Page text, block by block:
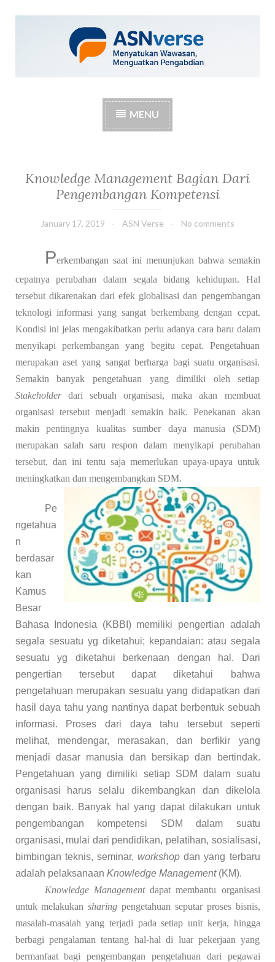
t
MENU
Knowledge Management Bagian Dari
Pengembangan Kompetensi
January 17, 2019 ASN Verse No comments
Perkembangan saat ini menunjukan bahwa semakin
cepatnya perubahan dalam segala bidang kehidupan. Hal
tersebut dikarenakan dari efek globalisasi dan pengembangan
teknologi informasi yang sangat berkembang dengan cepat.
Kondisi ini jelas mengakibatkan perlu adanya cara baru dalam
menyikapi perkembangan yang begitu cepat. Pengetahuan
merupakan aset yang sangat berharga bagi suatu organisasi.
Semakin banyak pengetahuan yang dimiliki oleh setiap
Stakeholderdari sebuah organisasi, maka akan membuat
organisasi tersebut menjadi semakin baik. Penekanan akan
makin pentingnya kualitas sumber daya manusia (SDM)
merupakan salah saru respon dalam menyikapi perubahan
tersebut, dan ini tentu saja memerlukan upaya-upaya untuk
meningkatkan dan mengembangkan SDM.
Pe
ngetahua
n
berdasar
kan
Kamus
Besar
Bahasa Indonesia (KBBI) memiliki pengertian adalah
segala sesuatu yg diketahui; kepandaian: atau segala
sesuatu yg diketahui berkenaan dengan hal. Dari
pengertian tersebut dapat diketahui bahwa
pengetahuan merupakan sesuatu yang didapatkan dari
hasil daya tahu yang nantinya dapat berbentuk sebuah
informasi. Proses dari daya tahu tersebut seperti
melihat, mendengar, merasakan, dan berfikir yang
menjadi dasar manusia dan bersikap dan bertindak.
Pengetahuan yang dimiliki setiap SDM dalam suatu
organisasi harus selalu dikembangkan dan dikelola
dengan baik. Banyak hal yang dapat dilakukan untuk
pengembangan kompetensi SDM dalam suatu
organisasi, mulai dari pendidikan, pelatihan, sosialisasi,
bimbingan teknis, seminar, workshop dan yang terbaru
adalah pelaksanaan Knowledge Management(KM).
Knowledge Managementdapat membantu organisasi
untuk melakukansharing pengetahuan seputar proses bisnis,
masalah-masalah yang terjadi pada setiap unit kerja, hingga
berbagi pengalaman tentang hal-hal di luar pekerjaan yang
bermanfaat bagi pengembangan pengetahuan dari pegawai